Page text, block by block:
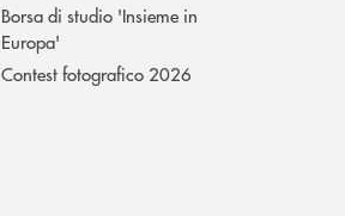
Borsa di studio 'Insieme in
Europa'
Contest fotografico 2026